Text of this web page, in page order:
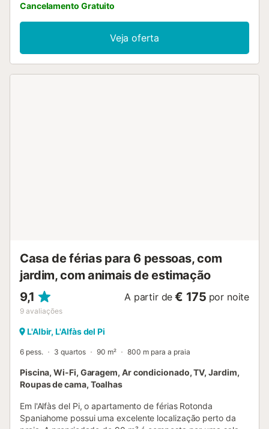
pessoas. As comodidades adicionais incluem Wi-Fi, uma
televisão inteligente com serviços de streaming, ar
condicionado, bem como uma máquina de lavar roupa.
Este aluguer de férias dispõe de uma refrescante piscina
partilhada para os dias quentes de verão. A praia fica a 70
Cancelamento Gratuito
Veja oferta
Casa de férias para 6 pessoas, com
jardim, com animais de estimação
9,1
9 avaliações
A partir de € 175 por noite
L'Albir, L'Alfàs del Pi
6 pess. 3 quartos 90 m² 800 m para a praia
Piscina, Wi-Fi, Garagem, Ar condicionado, TV, Jardim,
Roupas de cama, Toalhas
Em l'Alfàs del Pi, o apartamento de férias Rotonda
Spaniahome possui uma excelente localização perto da